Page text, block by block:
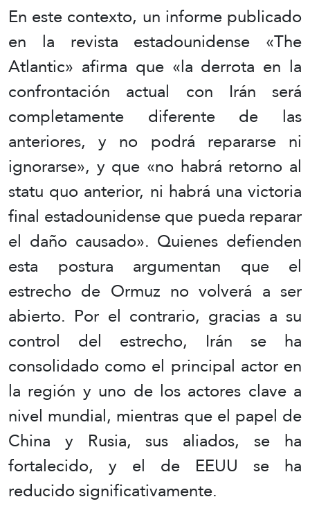
En este contexto, un informe publicado
en la revista estadounidense «The
Atlantic» afirma que «la derrota en la
confrontación actual con Irán será
completamente diferente de las
anteriores, y no podrá repararse ni
ignorarse», y que «no habrá retorno al
statu quo anterior, ni habrá una victoria
final estadounidense que pueda reparar
el daño causado». Quienes defienden
esta postura argumentan que el
estrecho de Ormuz no volverá a ser
abierto. Por el contrario, gracias a su
control del estrecho, Irán se ha
consolidado como el principal actor en
la región y uno de los actores clave a
nivel mundial, mientras que el papel de
China y Rusia, sus aliados, se ha
fortalecido, y el de EEUU se ha
reducido significativamente.